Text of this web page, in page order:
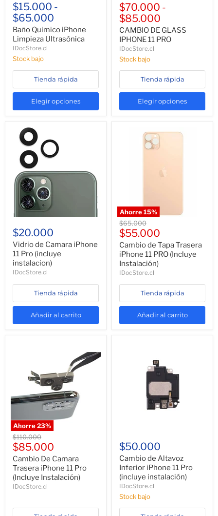
$15.000 -
$65.000
Baño Quimico iPhone
Limpieza Ultrasónica
IDocStore.cl
Stock bajo
Tienda rápida
Elegir opciones
original
$70.000 -
$85.000
CAMBIO DE GLASS
IPHONE 11 PRO
IDocStore.cl
Stock bajo
Tienda rápida
Elegir opciones
$20.000
Vidrio de Camara iPhone
11 Pro (incluye
instalacion)
IDocStore.cl
Tienda rápida
Añadir al carrito
Ahorre15%
Precio
original
$65.000
Precio
actual
$55.000
Cambio de Tapa Trasera
iPhone 11 PRO (Incluye
Instalación)
IDocStore.cl
Tienda rápida
Añadir al carrito
Ahorre23%
Precio
original
$110.000
Precio
actual
$85.000
Cambio De Camara
Trasera iPhone 11 Pro
(Incluye Instalación)
IDocStore.cl
$50.000
Cambio de Altavoz
Inferior iPhone 11 Pro
(incluye instalación)
IDocStore.cl
Stock bajo